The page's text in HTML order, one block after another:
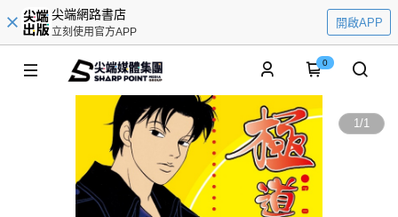
尖端網路書店
立刻使用官方APP
開啟APP
0
1/1